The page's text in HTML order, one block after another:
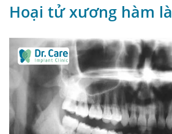
Hoại tử xương hàm